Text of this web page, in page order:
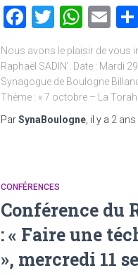
Facebook
Twitter
Nous avons le plaisir de vous
Raphaël SADIN’. Date : Mardi
Synagogue de Boulogne
Thème : « 7 octobre – La
ParSynaBoulogne , il y a 2 ans
CONFÉRENCES
Conférence du
: « Faire une
», mercredi 11